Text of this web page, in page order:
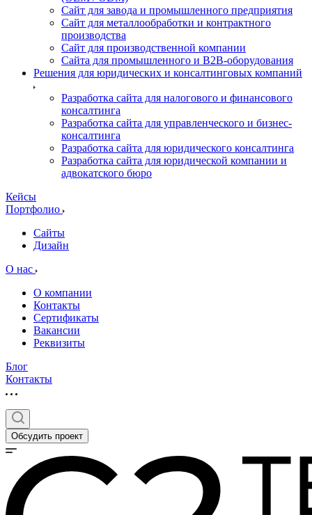
Сайт для завода и промышленного предприятия
Сайт для металлообработки и контрактного
производства
Сайт для производственной компании
Сайта для промышленного и B2B-оборудования
Решения для юридических и консалтинговых компаний
Разработка сайта для налогового и финансового
консалтинга
Разработка сайта для управленческого и бизнес-
консалтинга
Разработка сайта для юридического консалтинга
Разработка сайта для юридической компании и
адвокатского бюро
Кейсы
Портфолио
Сайты
Дизайн
О нас
О компании
Контакты
Сертификаты
Вакансии
Реквизиты
Блог
Контакты
Обсудить проект